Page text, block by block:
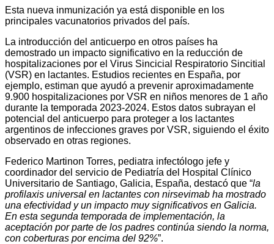
Esta nueva inmunización ya está disponible en los
principales vacunatorios privados del país.
La introducción del anticuerpo en otros países ha
demostrado un impacto significativo en la reducción de
hospitalizaciones por el Virus Sincicial Respiratorio Sincitial
(VSR) en lactantes. Estudios recientes en España, por
ejemplo, estiman que ayudó a prevenir aproximadamente
9.900 hospitalizaciones por VSR en niños menores de 1 año
durante la temporada 2023-2024. Estos datos subrayan el
potencial del anticuerpo para proteger a los lactantes
argentinos de infecciones graves por VSR, siguiendo el éxito
observado en otras regiones.
Federico Martinon Torres, pediatra infectólogo jefe y
coordinador del servicio de Pediatría del Hospital Clínico
Universitario de Santiago, Galicia, España, destacó que “la
profilaxis universal en lactantes con nirsevimab ha mostrado
una efectividad y un impacto muy significativos en Galicia.
En esta segunda temporada de implementación, la
aceptación por parte de los padres continúa siendo la norma,
con coberturas por encima del 92%”.